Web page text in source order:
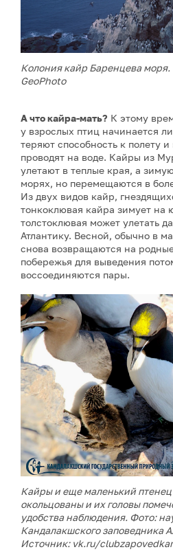
Колония кайр Баренцева
GeoPhoto
А что кайра-мать? К этому
у взрослых птиц начинается
теряют способность к полету
проводят на воде. Кайры из
улетают в теплые края, а
морях, но перемещаются в
Из двух видов кайр,
тонкоклювая кайра зимует на
толстоклювая может улетать
Атлантику. Весной, обычно в
снова возвращаются на
побережья для выведения
воссоединяются пары.
Кайры и еще маленький
окольцованы и их головы
удобства наблюдения. Фото:
Кандалакшского заповедника
Источник: vk.ru/